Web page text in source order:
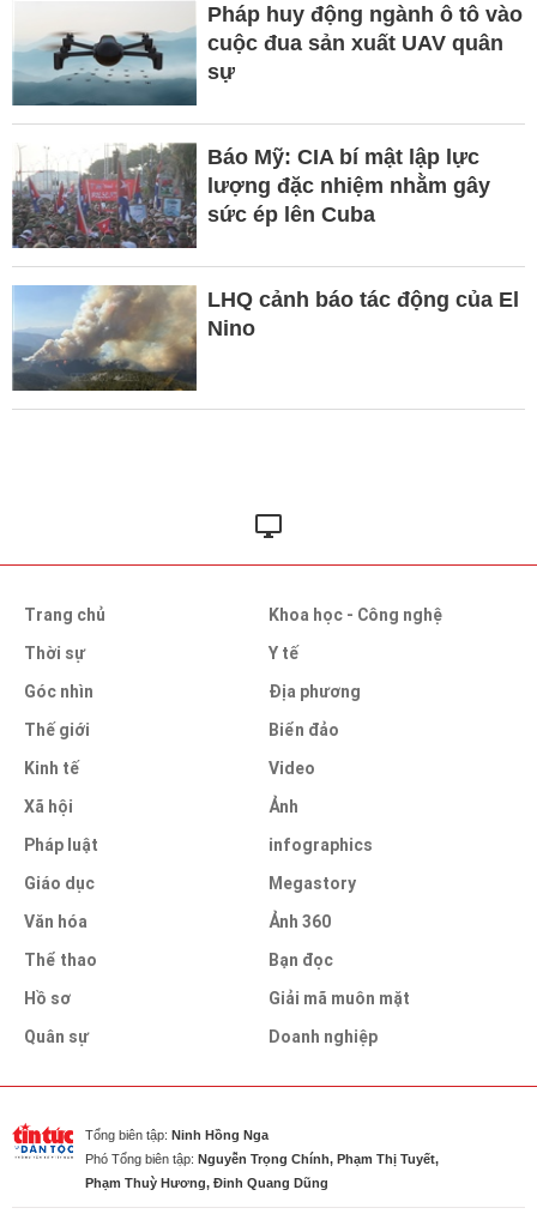
Pháp huy động ngành ô tô vào
cuộc đua sản xuất UAV quân
sự
Báo Mỹ: CIA bí mật lập lực
lượng đặc nhiệm nhằm gây
sức ép lên Cuba
LHQ cảnh báo tác động của El
Nino
Trang chủ
Thời sự
Góc nhìn
Thế giới
Kinh tế
Xã hội
Pháp luật
Giáo dục
Văn hóa
Thể thao
Hồ sơ
Quân sự
Khoa học - Công nghệ
Y tế
Địa phương
Biển đảo
Video
Ảnh
infographics
Megastory
Ảnh 360
Bạn đọc
Giải mã muôn mặt
Doanh nghiệp
Tổng biên tập: Ninh Hồng Nga
Phó Tổng biên tập: Nguyễn Trọng Chính, Phạm Thị Tuyết,
Phạm Thuỳ Hương, Đinh Quang Dũng